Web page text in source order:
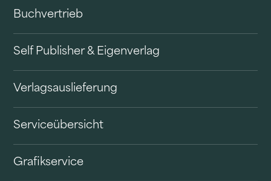
Buchvertrieb
Self Publisher & Eigenverlag
Verlagsauslieferung
Serviceübersicht
Grafikservice